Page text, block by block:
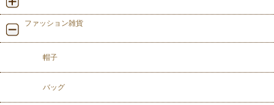
ファッション雑貨
帽子
バッグ